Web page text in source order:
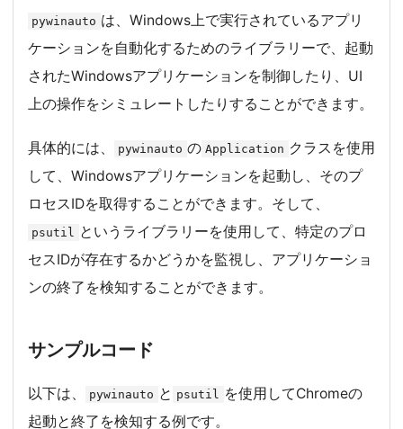
pywinauto は、Windows上で実行されているアプリ
ケーションを自動化するためのライブラリーで、起動
されたWindowsアプリケーションを制御したり、UI
上の操作をシミュレートしたりすることができます。
具体的には、 pywinauto の Application クラスを使用
して、Windowsアプリケーションを起動し、そのプ
ロセスIDを取得することができます。そして、
psutil というライブラリーを使用して、特定のプロ
セスIDが存在するかどうかを監視し、アプリケーショ
ンの終了を検知することができます。
サンプルコード
以下は、 pywinauto と psutil
を使用してChromeの
起動と終了を検知する例です。